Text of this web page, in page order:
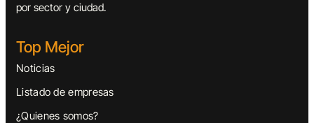
por sector y ciudad.
Top Mejor
Noticias
Listado de empresas
¿Quienes somos?